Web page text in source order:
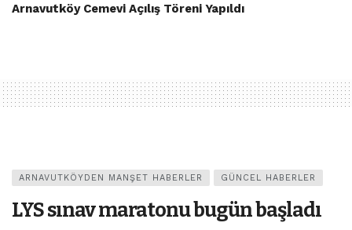
Arnavutköy Cemevi Açılış Töreni Yapıldı
ARNAVUTKÖYDEN MANŞET HABERLER GÜNCEL HABERLER
LYS sınav maratonu bugün başladı